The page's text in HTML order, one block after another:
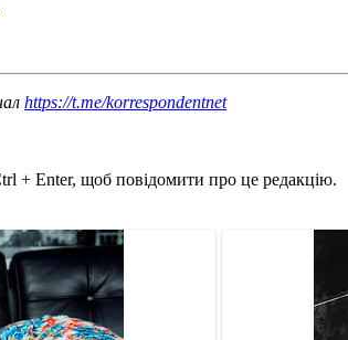
https://t.me/korrespondentnet
+ Enter, щоб повідомити про це редакцію.